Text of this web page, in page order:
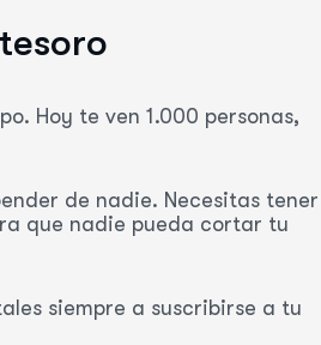
Hoy te ven 1.000 personas,
de nadie. Necesitas tener
que nadie pueda cortar tu
siempre a suscribirse a tu